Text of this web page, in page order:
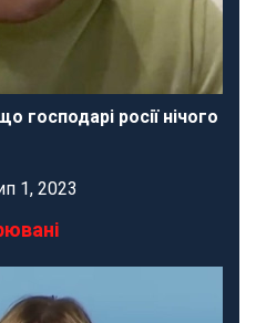
господарі росії нічого
1, 2023